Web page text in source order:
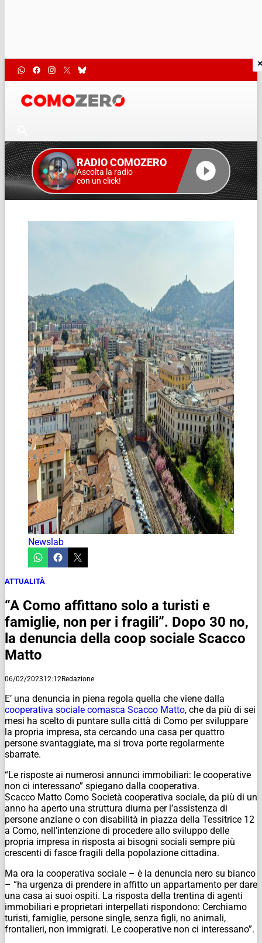
RADIO COMOZERO
Ascolta la radio
con un click!
Newslab
ATTUALITÀ
“A Como affittano solo a turisti e
famiglie, non per i fragili”. Dopo 30 no,
la denuncia della coop sociale Scacco
Matto
06/02/202312:12Redazione
E’ una denuncia in piena regola quella che viene dalla
cooperativa sociale comasca Scacco Matto, che da più di sei
mesi ha scelto di puntare sulla città di Como per sviluppare
la propria impresa, sta cercando una casa per quattro
persone svantaggiate, ma si trova porte regolarmente
sbarrate.
“Le risposte ai numerosi annunci immobiliari: le cooperative
non ci interessano” spiegano dalla cooperativa.
Scacco Matto Como Società cooperativa sociale, da più di un
anno ha aperto una struttura diurna per l’assistenza di
persone anziane o con disabilità in piazza della Tessitrice 12
a Como, nell’intenzione di procedere allo sviluppo delle
propria impresa in risposta ai bisogni sociali sempre più
crescenti di fasce fragili della popolazione cittadina.
Ma ora la cooperativa sociale – è la denuncia nero su bianco
– “ha urgenza di prendere in affitto un appartamento per dare
una casa ai suoi ospiti. La risposta della trentina di agenti
immobiliari e proprietari interpellati rispondono: Cerchiamo
turisti, famiglie, persone single, senza figli, no animali,
frontalieri, non immigrati. Le cooperative non ci interessano”.